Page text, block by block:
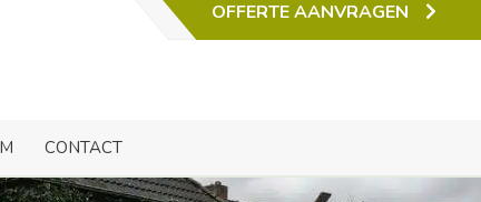
OFFERTE AANVRAGEN
CONTACT